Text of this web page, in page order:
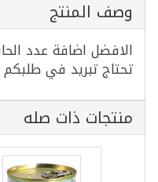
وصف المنتج
الافضل اضافة عدد
تحتاج تبريد في طلبكم
منتجات ذات صله